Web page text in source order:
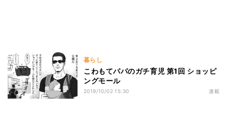
暮らし
こわもてパパのガチ育児 第1回 ショッピ
ングモール
2019/10/02 15:30 連載